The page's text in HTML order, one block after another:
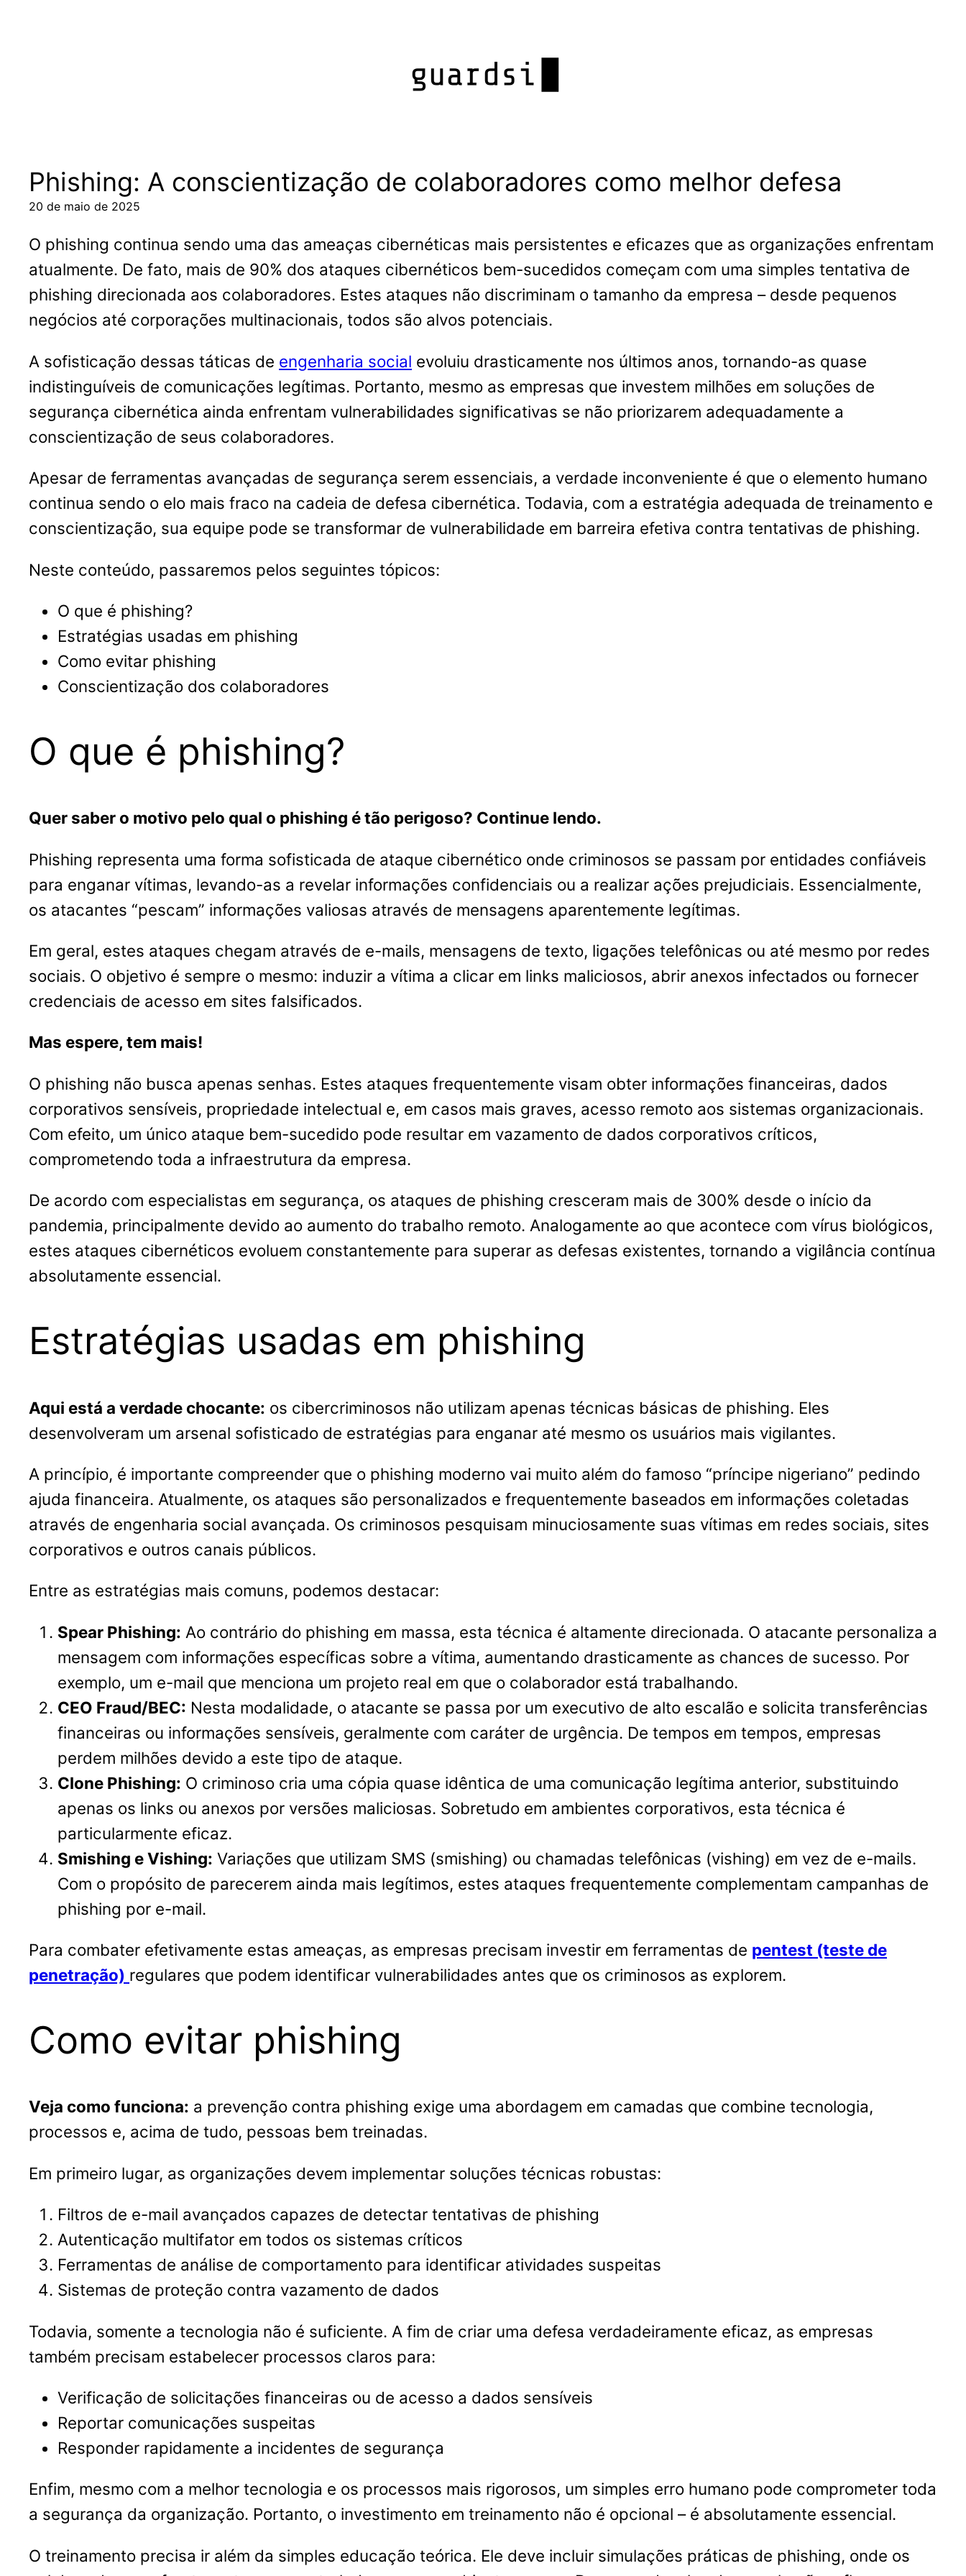
Phishing: A conscientização de colaboradores como melhor defesa
20 de maio de 2025
O phishing continua sendo uma das ameaças cibernéticas mais persistentes e eficazes que as organizações enfrentam
atualmente. De fato, mais de 90% dos ataques cibernéticos bem-sucedidos começam com uma simples tentativa de
phishing direcionada aos colaboradores. Estes ataques não discriminam o tamanho da empresa – desde pequenos
negócios até corporações multinacionais, todos são alvos potenciais.
A sofisticação dessas táticas de engenharia social evoluiu drasticamente nos últimos anos, tornando-as quase
indistinguíveis de comunicações legítimas. Portanto, mesmo as empresas que investem milhões em soluções de
segurança cibernética ainda enfrentam vulnerabilidades significativas se não priorizarem adequadamente a
conscientização de seus colaboradores.
Apesar de ferramentas avançadas de segurança serem essenciais, a verdade inconveniente é que o elemento humano
continua sendo o elo mais fraco na cadeia de defesa cibernética. Todavia, com a estratégia adequada de treinamento e
conscientização, sua equipe pode se transformar de vulnerabilidade em barreira efetiva contra tentativas de phishing.
Neste conteúdo, passaremos pelos seguintes tópicos:
O que é phishing?
Estratégias usadas em phishing
Como evitar phishing
Conscientização dos colaboradores
O que é phishing?
Quer saber o motivo pelo qual o phishing é tão perigoso? Continue lendo.
Phishing representa uma forma sofisticada de ataque cibernético onde criminosos se passam por entidades confiáveis
para enganar vítimas, levando-as a revelar informações confidenciais ou a realizar ações prejudiciais. Essencialmente,
os atacantes “pescam” informações valiosas através de mensagens aparentemente legítimas.
Em geral, estes ataques chegam através de e-mails, mensagens de texto, ligações telefônicas ou até mesmo por redes
sociais. O objetivo é sempre o mesmo: induzir a vítima a clicar em links maliciosos, abrir anexos infectados ou fornecer
credenciais de acesso em sites falsificados.
Mas espere, tem mais!
O phishing não busca apenas senhas. Estes ataques frequentemente visam obter informações financeiras, dados
corporativos sensíveis, propriedade intelectual e, em casos mais graves, acesso remoto aos sistemas organizacionais.
Com efeito, um único ataque bem-sucedido pode resultar em vazamento de dados corporativos críticos,
comprometendo toda a infraestrutura da empresa.
De acordo com especialistas em segurança, os ataques de phishing cresceram mais de 300% desde o início da
pandemia, principalmente devido ao aumento do trabalho remoto. Analogamente ao que acontece com vírus biológicos,
estes ataques cibernéticos evoluem constantemente para superar as defesas existentes, tornando a vigilância contínua
absolutamente essencial.
Estratégias usadas em phishing
Aqui está a verdade chocante: os cibercriminosos não utilizam apenas técnicas básicas de phishing. Eles
desenvolveram um arsenal sofisticado de estratégias para enganar até mesmo os usuários mais vigilantes.
A princípio, é importante compreender que o phishing moderno vai muito além do famoso “príncipe nigeriano” pedindo
ajuda financeira. Atualmente, os ataques são personalizados e frequentemente baseados em informações coletadas
através de engenharia social avançada. Os criminosos pesquisam minuciosamente suas vítimas em redes sociais, sites
corporativos e outros canais públicos.
Entre as estratégias mais comuns, podemos destacar:
Spear Phishing: Ao contrário do phishing em massa, esta técnica é altamente direcionada. O atacante personaliza a
mensagem com informações específicas sobre a vítima, aumentando drasticamente as chances de sucesso. Por
exemplo, um e-mail que menciona um projeto real em que o colaborador está trabalhando.
CEO Fraud/BEC: Nesta modalidade, o atacante se passa por um executivo de alto escalão e solicita transferências
financeiras ou informações sensíveis, geralmente com caráter de urgência. De tempos em tempos, empresas
perdem milhões devido a este tipo de ataque.
Clone Phishing: O criminoso cria uma cópia quase idêntica de uma comunicação legítima anterior, substituindo
apenas os links ou anexos por versões maliciosas. Sobretudo em ambientes corporativos, esta técnica é
particularmente eficaz.
Smishing e Vishing: Variações que utilizam SMS (smishing) ou chamadas telefônicas (vishing) em vez de e-mails.
Com o propósito de parecerem ainda mais legítimos, estes ataques frequentemente complementam campanhas de
phishing por e-mail.
Para combater efetivamente estas ameaças, as empresas precisam investir em ferramentas de pentest (teste de
penetração) regulares que podem identificar vulnerabilidades antes que os criminosos as explorem.
Como evitar phishing
Veja como funciona: a prevenção contra phishing exige uma abordagem em camadas que combine tecnologia,
processos e, acima de tudo, pessoas bem treinadas.
Em primeiro lugar, as organizações devem implementar soluções técnicas robustas:
Filtros de e-mail avançados capazes de detectar tentativas de phishing
Autenticação multifator em todos os sistemas críticos
Ferramentas de análise de comportamento para identificar atividades suspeitas
Sistemas de proteção contra vazamento de dados
Todavia, somente a tecnologia não é suficiente. A fim de criar uma defesa verdadeiramente eficaz, as empresas
também precisam estabelecer processos claros para:
Verificação de solicitações financeiras ou de acesso a dados sensíveis
Reportar comunicações suspeitas
Responder rapidamente a incidentes de segurança
Enfim, mesmo com a melhor tecnologia e os processos mais rigorosos, um simples erro humano pode comprometer toda
a segurança da organização. Portanto, o investimento em treinamento não é opcional – é absolutamente essencial.
O treinamento precisa ir além da simples educação teórica. Ele deve incluir simulações práticas de phishing, onde os